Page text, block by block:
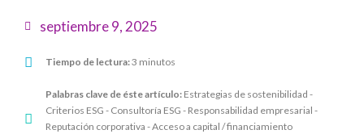
septiembre 9, 2025
Tiempo de lectura:3 minutos
Palabras clave de éste artículo: Estrategias de sostenibilidad -
Criterios ESG - Consultoría ESG - Responsabilidad empresarial -
Reputación corporativa - Acceso a capital / financiamiento